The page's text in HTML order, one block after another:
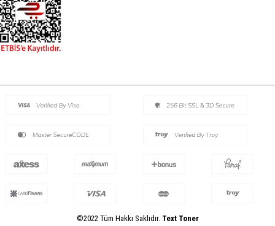
©2022 Tüm Hakkı Saklıdır. Text Toner